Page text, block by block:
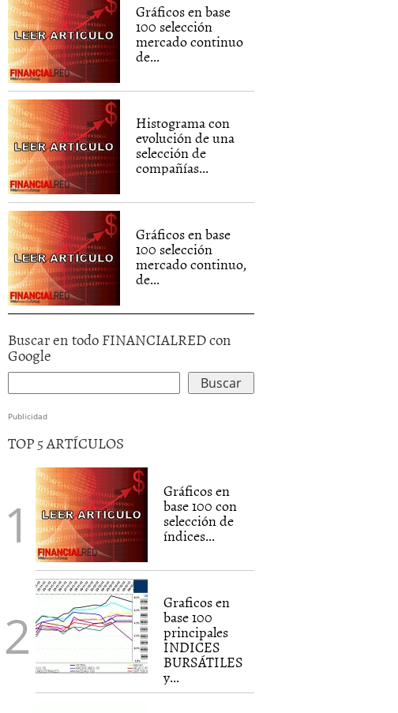
Gráficos en base
100 selección
mercado continuo
de...
Histograma con
evolución de una
selección de
compañías...
Gráficos en base
100 selección
mercado continuo,
de...
Buscar en todo FINANCIALRED con
Google
Publicidad
TOP 5 ARTÍCULOS
Gráficos en
base 100 con
selección de
índices...
Graficos en
base 100
principales
INDICES
BURSÁTILES
y...